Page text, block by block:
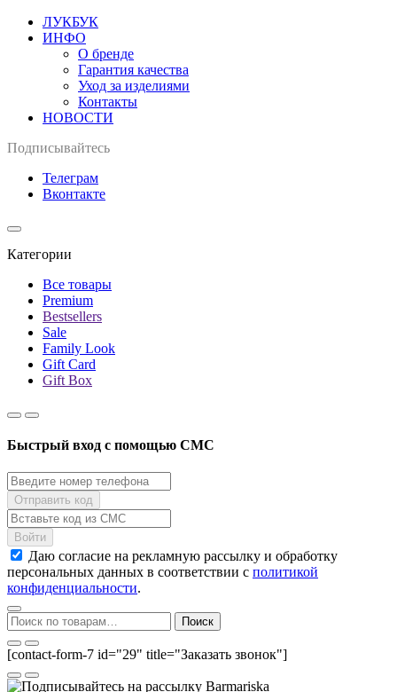
ЛУКБУК
ИНФО
О бренде
Гарантия качества
Уход за изделиями
Контакты
НОВОСТИ
Подписывайтесь
Телеграм
Вконтакте
Категории
Все товары
Premium
Bestsellers
Sale
Family Look
Gift Card
Gift Box
Быстрый вход с помощью СМС
Даю согласие на рекламную рассылку и обработку
персональных данных в соответствии с политикой
конфиденциальности.
Искать: Поиск
[contact-form-7 id="29" title="Заказать звонок"]